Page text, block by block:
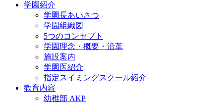
学園紹介
学園長あいさつ
学園組織図
5つのコンセプト
学園理念・概要・沿革
施設案内
学園医紹介
指定スイミングスクール紹介
教育内容
幼稚部 AKP